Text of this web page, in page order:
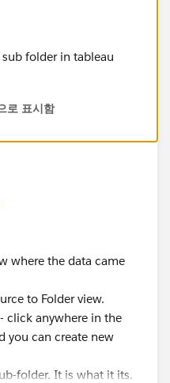
folder in tableau
로 표시함
where the data came
to Folder view.
click anywhere in the
you can create new
folder. It is what it its.